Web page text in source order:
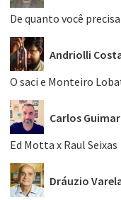
De quanto você
Andriolli
O saci e Monteiro
Carlos
Ed Motta x Raul Seixas
Dráuzio